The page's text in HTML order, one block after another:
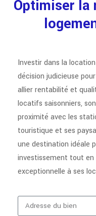
Optimiser
Investir dans la
décision judicieuse
allier rentabilité et
locatifs saisonniers,
proximité avec les
touristique et ses
une destination idéale
investissement tout
exceptionnelle à ses